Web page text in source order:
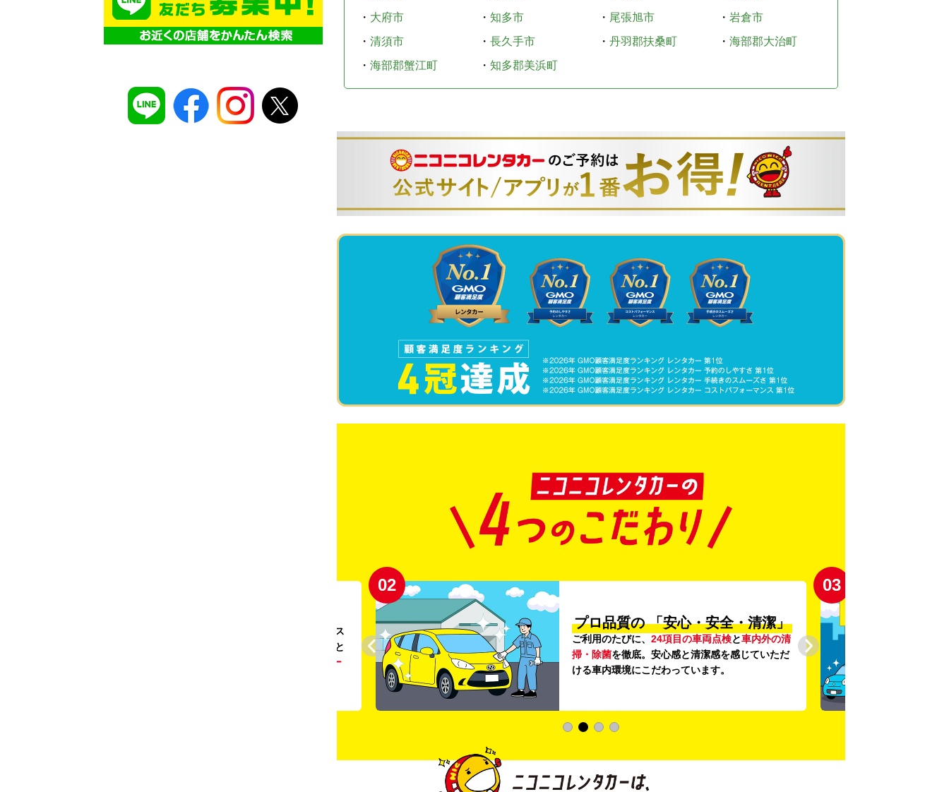
・ 大府市 ・ 知多市 ・ 尾張旭市 ・ 岩倉市
・ 清須市 ・ 長久手市 ・ 丹羽郡扶桑町 ・ 海部郡大治町
・ 海部郡蟹江町 ・ 知多郡美浜町
。ガソリンス
タンドや整備工場の既存インフラを活用すること
リー
02
プロ品質の 「安心・安全・清潔」
ご利用のたびに、 24項目の車両点検と車内外の清
掃・除菌を徹底。安心感と清潔感を感じていただ
ける車内環境にこだわっています。
03